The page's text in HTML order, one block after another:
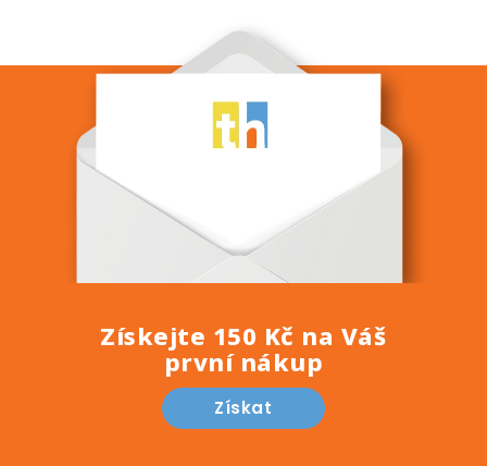
Získejte 150 Kč na Váš
první nákup
Získat